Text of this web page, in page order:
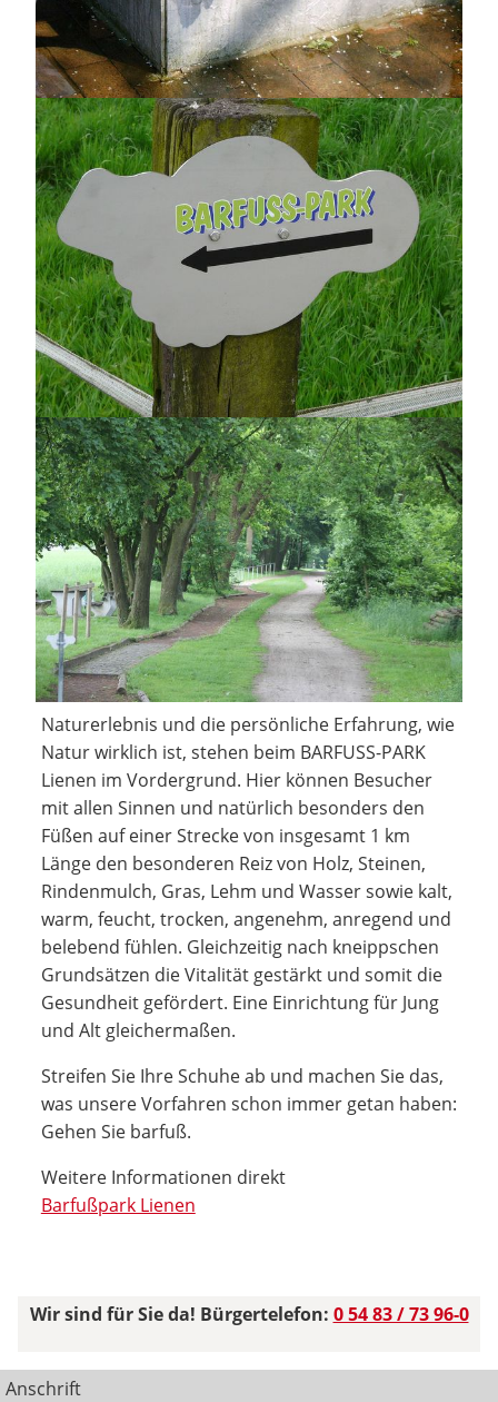
Naturerlebnis und die persönliche Erfahrung, wie
Natur wirklich ist, stehen beim BARFUSS-PARK
Lienen im Vordergrund. Hier können Besucher
mit allen Sinnen und natürlich besonders den
Füßen auf einer Strecke von insgesamt 1 km
Länge den besonderen Reiz von Holz, Steinen,
Rindenmulch, Gras, Lehm und Wasser sowie kalt,
warm, feucht, trocken, angenehm, anregend und
belebend fühlen. Gleichzeitig nach kneippschen
Grundsätzen die Vitalität gestärkt und somit die
Gesundheit gefördert. Eine Einrichtung für Jung
und Alt gleichermaßen.
Streifen Sie Ihre Schuhe ab und machen Sie das,
was unsere Vorfahren schon immer getan haben:
Gehen Sie barfuß.
Weitere Informationen direkt
Barfußpark Lienen
Wir sind für Sie da! Bürgertelefon: 0 54 83 / 73 96-0
Anschrift